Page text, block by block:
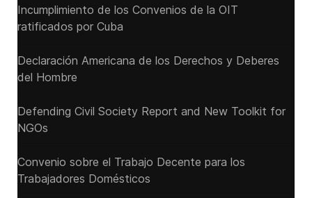
Incumplimiento de los Convenios de la OIT
ratificados por Cuba
Declaración Americana de los Derechos y Deberes
del Hombre
Defending Civil Society Report and New Toolkit for
NGOs
Convenio sobre el Trabajo Decente para los
Trabajadores Domésticos